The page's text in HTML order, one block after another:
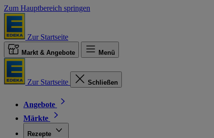
Zum Hauptbereich springen
Zur Startseite
Markt & Angebote Menü
Zur Startseite Schließen
Angebote
Märkte
Rezepte